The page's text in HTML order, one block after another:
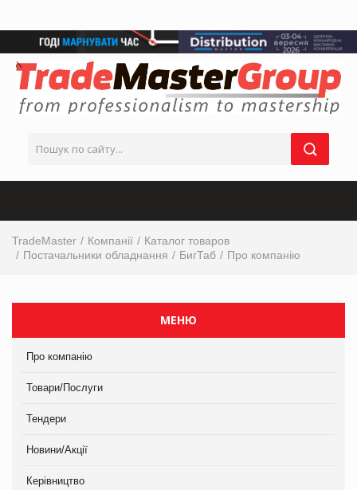
TradeMaster Компанії
Каталог товаров
Постачальники обладнання
БигТаб Про компанію
МЕНЮ
Про компанію
Товари/Послуги
Тендери
Новини/Акції
Керівництво